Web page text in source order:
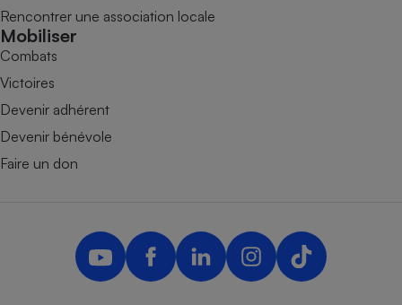
Rencontrer une association locale
Mobiliser
Combats
Victoires
Devenir adhérent
Devenir bénévole
Faire un don